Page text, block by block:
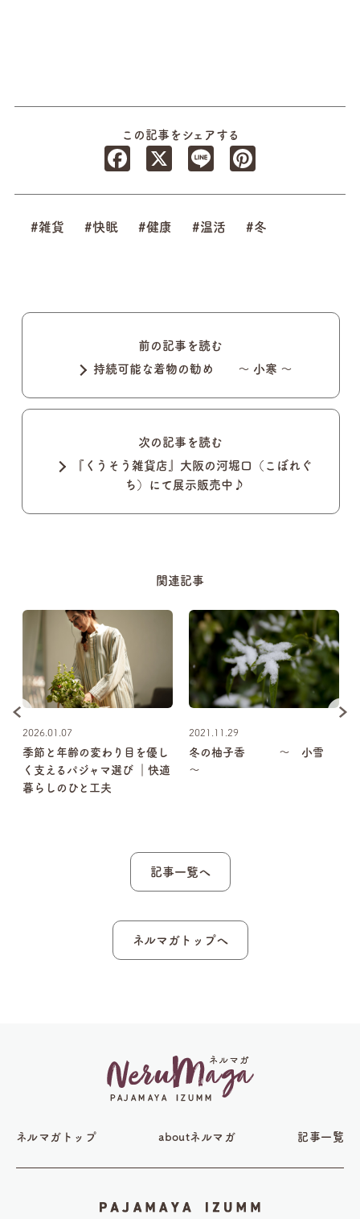
この記事をシェアする
Facebook
Line
#雑貨 #快眠 #健康 #温活 #冬
前の記事を読む
持続可能な着物の勧め ～ 小寒 ～
次の記事を読む
『くうそう雑貨店』大阪の河堀口（こぼれぐ
ち）にて展示販売中♪
関連記事
2026.01.07
季節と年齢の変わり目を優し
く支えるパジャマ選び ｜快適
暮らしのひと工夫
2021.11.29
冬の柚子香 ～ 小雪
～
記事一覧へ
ネルマガトップへ
ネルマガトップ aboutネルマガ 記事一覧